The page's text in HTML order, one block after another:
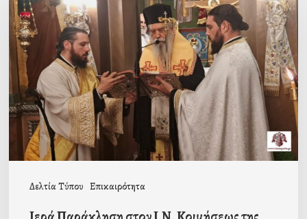
Δελτία Τύπου Επικαιρότητα
στον
Ι.Ν.
Κοιμήσεως
της
Θεοτόκου
Μαγούλας